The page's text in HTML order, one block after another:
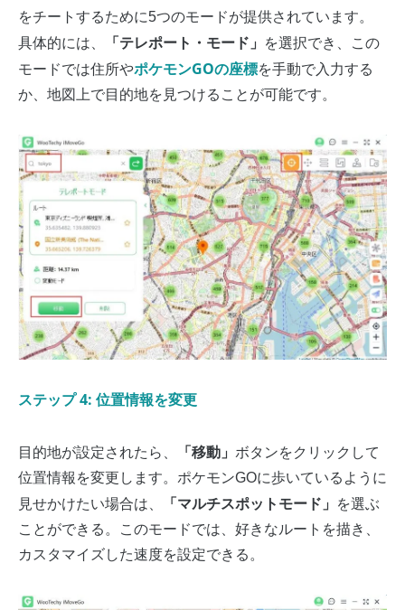
をチートするために5つのモードが提供されています。
具体的には、
「テレポート・モード」
を選択でき、この
モードでは住所やポケモンGOの座標を手動で入力する
か、地図上で目的地を見つけることが可能です。
ステップ 4: 位置情報を変更
目的地が設定されたら、 「移動」 ボタンをクリックして
位置情報を変更します。ポケモンGOに歩いているように
見せかけたい場合は、
「マルチスポットモード」
を選ぶ
ことができる。このモードでは、好きなルートを描き、
カスタマイズした速度を設定できる。